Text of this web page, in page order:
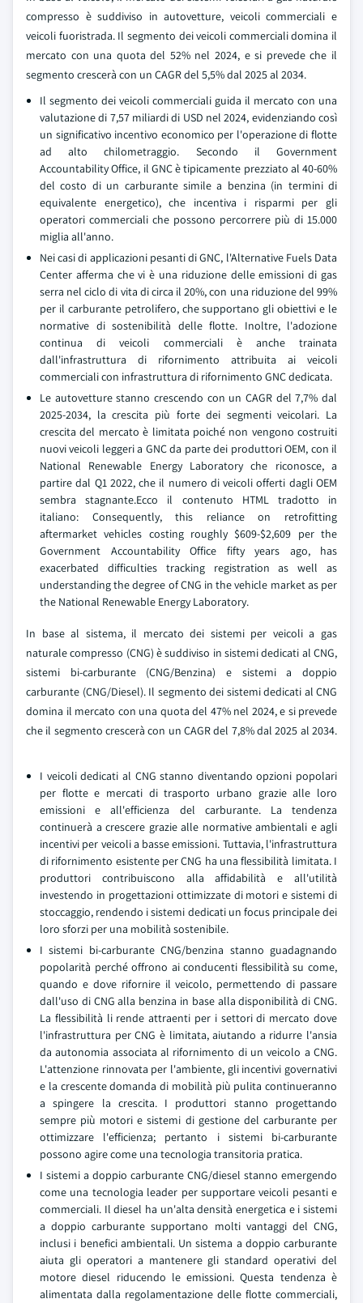
compresso è suddiviso in autovetture, veicoli commerciali e
veicoli fuoristrada. Il segmento dei veicoli commerciali domina il
mercato con una quota del 52% nel 2024, e si prevede che il
segmento crescerà con un CAGR del 5,5% dal 2025 al 2034.
Il segmento dei veicoli commerciali guida il mercato con una
valutazione di 7,57 miliardi di USD nel 2024, evidenziando così
un significativo incentivo economico per l'operazione di flotte
ad alto chilometraggio. Secondo il Government
Accountability Office, il GNC è tipicamente prezziato al 40-60%
del costo di un carburante simile a benzina (in termini di
equivalente energetico), che incentiva i risparmi per gli
operatori commerciali che possono percorrere più di 15.000
miglia all'anno.
Nei casi di applicazioni pesanti di GNC, l'Alternative Fuels Data
Center afferma che vi è una riduzione delle emissioni di gas
serra nel ciclo di vita di circa il 20%, con una riduzione del 99%
per il carburante petrolifero, che supportano gli obiettivi e le
normative di sostenibilità delle flotte. Inoltre, l'adozione
continua di veicoli commerciali è anche trainata
dall'infrastruttura di rifornimento attribuita ai veicoli
commerciali con infrastruttura di rifornimento GNC dedicata.
Le autovetture stanno crescendo con un CAGR del 7,7% dal
2025-2034, la crescita più forte dei segmenti veicolari. La
crescita del mercato è limitata poiché non vengono costruiti
nuovi veicoli leggeri a GNC da parte dei produttori OEM, con il
National Renewable Energy Laboratory che riconosce, a
partire dal Q1 2022, che il numero di veicoli offerti dagli OEM
sembra stagnante.Ecco il contenuto HTML tradotto in
italiano: Consequently, this reliance on retrofitting
aftermarket vehicles costing roughly $609-$2,609 per the
Government Accountability Office fifty years ago, has
exacerbated difficulties tracking registration as well as
understanding the degree of CNG in the vehicle market as per
the National Renewable Energy Laboratory.
In base al sistema, il mercato dei sistemi per veicoli a gas
naturale compresso (CNG) è suddiviso in sistemi dedicati al CNG,
sistemi bi-carburante (CNG/Benzina) e sistemi a doppio
carburante (CNG/Diesel). Il segmento dei sistemi dedicati al CNG
domina il mercato con una quota del 47% nel 2024, e si prevede
che il segmento crescerà con un CAGR del 7,8% dal 2025 al 2034.
I veicoli dedicati al CNG stanno diventando opzioni popolari
per flotte e mercati di trasporto urbano grazie alle loro
emissioni e all'efficienza del carburante. La tendenza
continuerà a crescere grazie alle normative ambientali e agli
incentivi per veicoli a basse emissioni. Tuttavia, l'infrastruttura
di rifornimento esistente per CNG ha una flessibilità limitata. I
produttori contribuiscono alla affidabilità e all'utilità
investendo in progettazioni ottimizzate di motori e sistemi di
stoccaggio, rendendo i sistemi dedicati un focus principale dei
loro sforzi per una mobilità sostenibile.
I sistemi bi-carburante CNG/benzina stanno guadagnando
popolarità perché offrono ai conducenti flessibilità su come,
quando e dove rifornire il veicolo, permettendo di passare
dall'uso di CNG alla benzina in base alla disponibilità di CNG.
La flessibilità li rende attraenti per i settori di mercato dove
l'infrastruttura per CNG è limitata, aiutando a ridurre l'ansia
da autonomia associata al rifornimento di un veicolo a CNG.
L'attenzione rinnovata per l'ambiente, gli incentivi governativi
e la crescente domanda di mobilità più pulita continueranno
a spingere la crescita. I produttori stanno progettando
sempre più motori e sistemi di gestione del carburante per
ottimizzare l'efficienza; pertanto i sistemi bi-carburante
possono agire come una tecnologia transitoria pratica.
I sistemi a doppio carburante CNG/diesel stanno emergendo
come una tecnologia leader per supportare veicoli pesanti e
commerciali. Il diesel ha un'alta densità energetica e i sistemi
a doppio carburante supportano molti vantaggi del CNG,
inclusi i benefici ambientali. Un sistema a doppio carburante
aiuta gli operatori a mantenere gli standard operativi del
motore diesel riducendo le emissioni. Questa tendenza è
alimentata dalla regolamentazione delle flotte commerciali,